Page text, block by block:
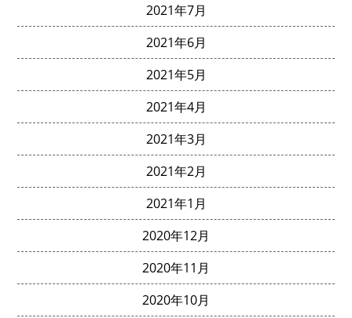
2021年7月
2021年6月
2021年5月
2021年4月
2021年3月
2021年2月
2021年1月
2020年12月
2020年11月
2020年10月